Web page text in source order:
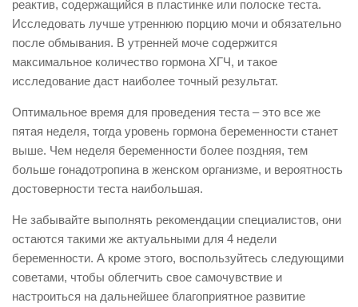
реактив, содержащийся в пластинке или полоске теста.
Исследовать лучше утреннюю порцию мочи и обязательно
после обмывания. В утренней моче содержится
максимальное количество гормона ХГЧ, и такое
исследование даст наиболее точный результат.
Оптимальное время для проведения теста – это все же
пятая неделя, тогда уровень гормона беременности станет
выше. Чем неделя беременности более поздняя, тем
больше гонадотропина в женском организме, и вероятность
достоверности теста наибольшая.
Не забывайте выполнять рекомендации специалистов, они
остаются такими же актуальными для 4 недели
беременности. А кроме этого, воспользуйтесь следующими
советами, чтобы облегчить свое самочувствие и
настроиться на дальнейшее благоприятное развитие